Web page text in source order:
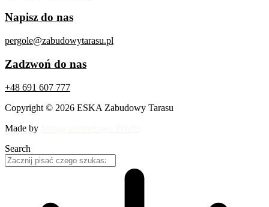
Napisz do nas
pergole@zabudowytarasu.pl
Zadzwoń do nas
+48 691 607 777
Copyright © 2026 ESKA Zabudowy Tarasu
Made by
Search